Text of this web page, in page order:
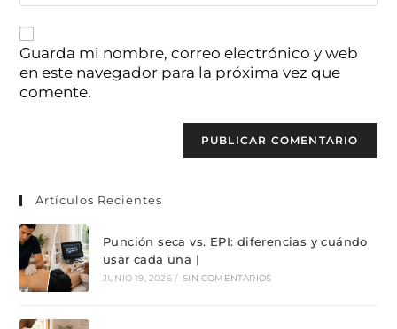
Guarda mi nombre, correo electrónico y web
en este navegador para la próxima vez que
comente.
Artículos Recientes
Punción seca vs. EPI: diferencias y cuándo
usar cada una |
JUNIO 19, 2026 / SIN COMENTARIOS